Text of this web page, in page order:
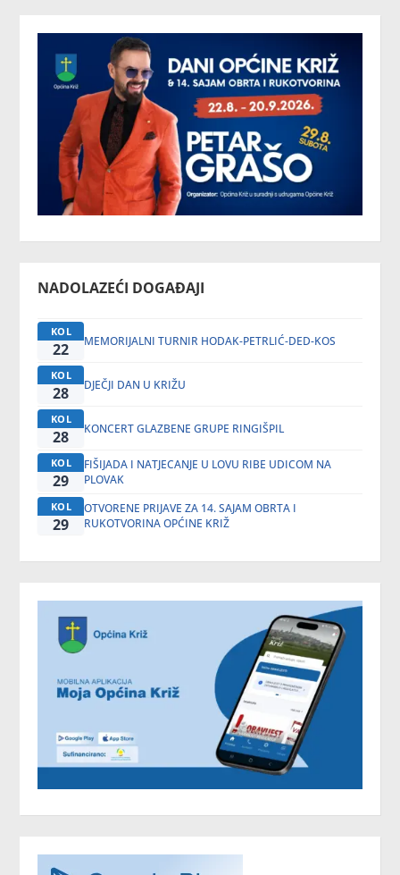
NADOLAZEĆI DOGAĐAJI
KOL
22 MEMORIJALNI TURNIR HODAK-PETRLIĆ-DED-KOS
KOL
28 DJEČJI DAN U KRIŽU
KOL
28 KONCERT GLAZBENE GRUPE RINGIŠPIL
KOL
29
FIŠIJADA I NATJECANJE U LOVU RIBE UDICOM NA
PLOVAK
KOL
29
OTVORENE PRIJAVE ZA 14. SAJAM OBRTA I
RUKOTVORINA OPĆINE KRIŽ